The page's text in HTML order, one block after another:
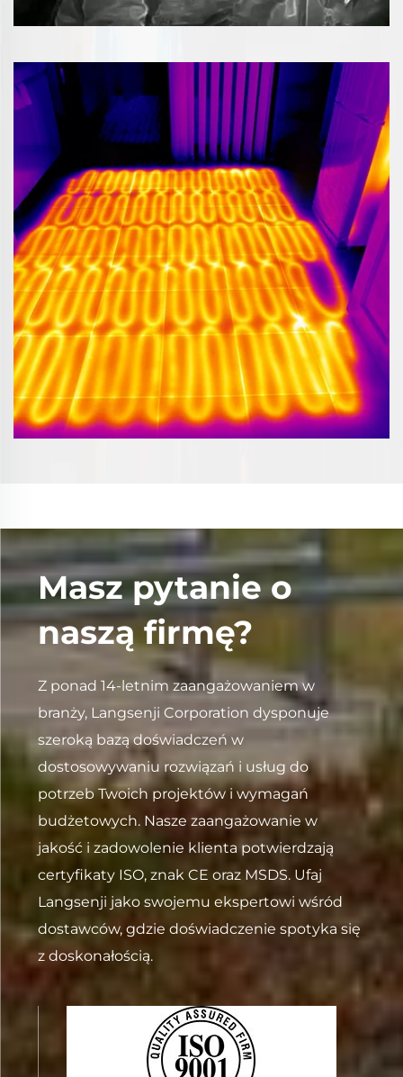
Masz pytanie o
naszą firmę?
Z ponad 14-letnim zaangażowaniem w
branży, Langsenji Corporation dysponuje
szeroką bazą doświadczeń w
dostosowywaniu rozwiązań i usług do
potrzeb Twoich projektów i wymagań
budżetowych. Nasze zaangażowanie w
jakość i zadowolenie klienta potwierdzają
certyfikaty ISO, znak CE oraz MSDS. Ufaj
Langsenji jako swojemu ekspertowi wśród
dostawców, gdzie doświadczenie spotyka się
z doskonałością.